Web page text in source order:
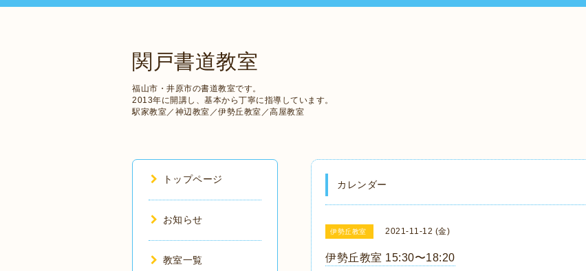
関戸書道教室
福山市・井原市の書道教室です。
2013年に開講し、基本から丁寧に指導しています。
駅家教室／神辺教室／伊勢丘教室／高屋教室
カレンダー
伊勢丘教室 2021-11-12 (金)
伊勢丘教室 15:30〜18:20
トップページ
お知らせ
教室一覧